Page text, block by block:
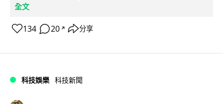
全文
134 20 ↗ 分享
科技娛樂 科技新聞